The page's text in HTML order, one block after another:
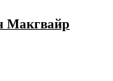
Макгвайр